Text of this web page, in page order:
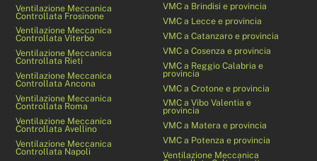
Ventilazione Meccanica
Controllata Frosinone
Ventilazione Meccanica
Controllata Viterbo
Ventilazione Meccanica
Controllata Rieti
Ventilazione Meccanica
Controllata Ancona
Ventilazione Meccanica
Controllata Roma
Ventilazione Meccanica
Controllata Avellino
Ventilazione Meccanica
Controllata Napoli
VMC a Brindisi e provincia
VMC a Lecce e provincia
VMC a Catanzaro e provincia
VMC a Cosenza e provincia
VMC a Reggio Calabria e
provincia
VMC a Crotone e provincia
VMC a Vibo Valentia e
provincia
VMC a Matera e provincia
VMC a Potenza e provincia
Ventilazione Meccanica